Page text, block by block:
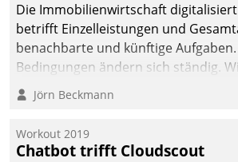
Die Immobilienwirtschaft
betrifft Einzelleistungen und
benachbarte und künftige
Bedingungen ändern sich ständig.
technisch die Kontrolle wahren und
fürs Wachsen öffnen?
Jörn Beckmann
Workout 2019
Chatbot trifft Cloudscout